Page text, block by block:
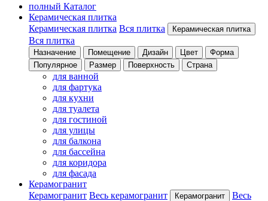
полный Каталог
Керамическая плитка
Керамическая плитка Вся плитка Керамическая плитка
Вся плитка
Назначение Помещение Дизайн Цвет
Форма
Популярное
Размер Поверхность Страна
для ванной
для фартука
для кухни
для туалета
для гостиной
для улицы
для балкона
для бассейна
для коридора
для фасада
Керамогранит
Керамогранит Весь керамогранит Керамогранит
Весь